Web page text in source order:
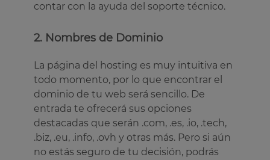
contar con la ayuda del soporte técnico.
2. Nombres de Dominio
La página del hosting es muy intuitiva en
todo momento, por lo que encontrar el
dominio de tu web será sencillo. De
entrada te ofrecerá sus opciones
destacadas que serán .com, .es, .io, .tech,
.biz, .eu, .info, .ovh y otras más. Pero si aún
no estás seguro de tu decisión, podrás